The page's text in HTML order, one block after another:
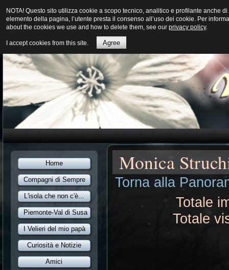
Home
Compagni di Sempre
L'isola che non c'è...
Piemonte-Val di Susa
I Velieri del mio papà
Curiosità e Notizie
Amici
Monica
Torna alla
Totale
Totale
NOTA! Questo sito utilizza cookie a scopo tecnico, analitico e profilante
elemento della pagina, l’utente presta il consenso all’uso dei cookie. Per
about the cookies we use and how to delete them, see our privacy policy.
I accept cookies from this site. Agree